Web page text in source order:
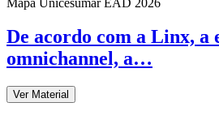
De acordo com a Linx, a
omnichannel, a…
Ver Material